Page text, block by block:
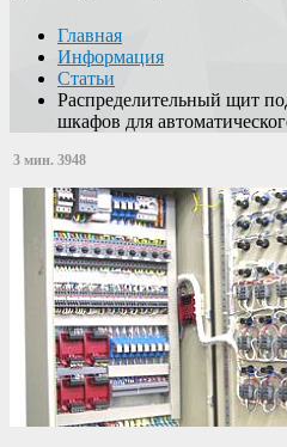
Главная
Информация
Статьи
Распределительный щит
шкафов для
3 мин. 3948